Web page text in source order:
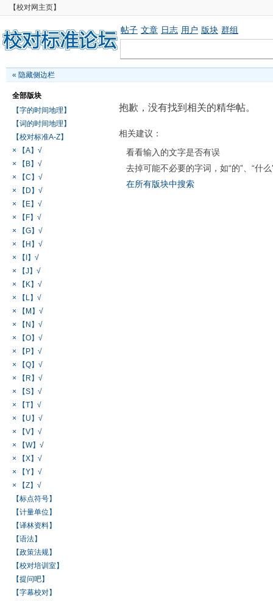
【校对网主页】
帖子 文章 日志 用户 版块 群组
« 隐藏侧边栏
全部版块
【字的时间地理】
【词的时间地理】
【校对标准A-Z】
× 【A】√
× 【B】√
× 【C】√
× 【D】√
× 【E】√
× 【F】√
× 【G】√
× 【H】√
× 【I】√
× 【J】√
× 【K】√
× 【L】√
× 【M】√
× 【N】√
× 【O】√
× 【P】√
× 【Q】√
× 【R】√
× 【S】√
× 【T】√
× 【U】√
× 【V】√
× 【W】√
× 【X】√
× 【Y】√
× 【Z】√
【标点符号】
【计量单位】
【译林资料】
【语法】
【政策法规】
【校对培训室】
【提问吧】
【字幕校对】
抱歉，没有找到相关的精华帖。
相关建议：
看看输入的文字是否有误
去掉可能不必要的字词，如“的”、“什么
在所有版块中搜索